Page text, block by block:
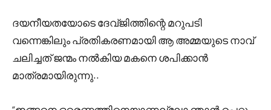
ദയനീയതയോടെ ദേവ്ജിത്തിന്റെ മറുപടി
വന്നെങ്കിലും പ്രതികരണമായി ആ അമ്മയുടെ നാവ്
ചലിച്ചത് ജന്മം നൽകിയ മകനെ ശപിക്കാൻ
മാത്രമായിരുന്നു..